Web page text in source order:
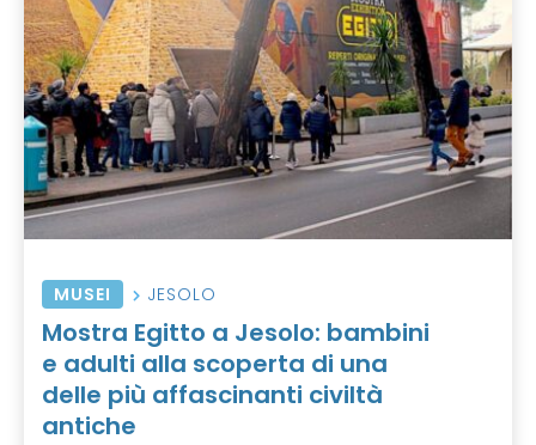
MUSEI JESOLO
Mostra Egitto a Jesolo: bambini
e adulti alla scoperta di una
delle più affascinanti civiltà
antiche